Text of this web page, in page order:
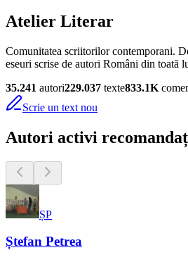
Atelier Literar
Comunitatea scriitorilor contemporani.
eseuri scrise de autori Români din toată
35.241 autori229.037 texte833.1K
Scrie un text nou
Autori activi
ȘP
Ștefan Petrea